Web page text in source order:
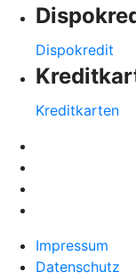
Dispokredit
Kreditkarten
Impressum
Datenschutz